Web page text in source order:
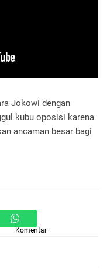
Jokowi dengan
kubu oposisi karena
ancaman besar bagi
Komentar